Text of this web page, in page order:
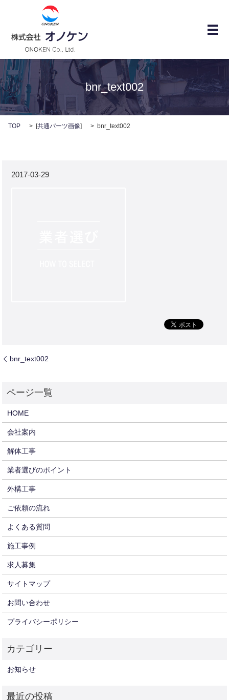
メ
bnr_text002
TOP [共通パーツ画像] bnr_text002
2017-03-29
bnr_text002
HOME
会社案内
解体工事
業者選びのポイント
外構工事
ご依頼の流れ
よくある質問
施工事例
求人募集
サイトマップ
お問い合わせ
プライバシーポリシー
お知らせ